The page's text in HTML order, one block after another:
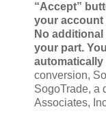
“Accept”
your account
No
your part.
conversion,
SogoTrade, a
Associates,